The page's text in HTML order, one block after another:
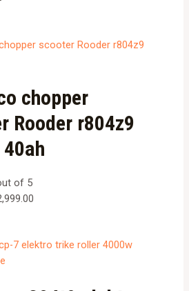
chopper
Rooder r804z9
of 5